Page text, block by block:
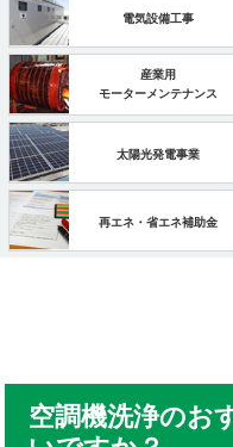
電気設備工事
産業用
モーターメンテナンス
太陽光発電事業
再エネ・省エネ補助金
空調機洗浄のお